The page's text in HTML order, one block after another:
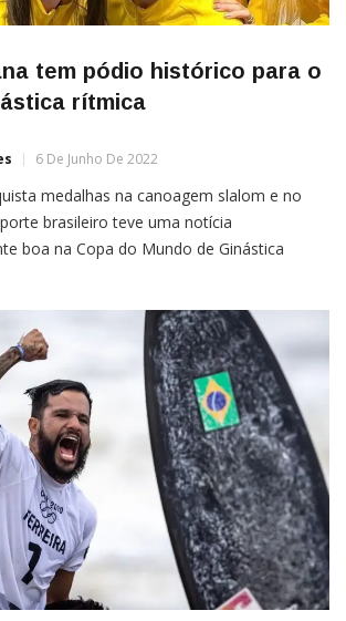
tem pódio histórico para o
rítmica
6 De Junho De 2022
medalhas na canoagem slalom e no
brasileiro teve uma notícia
boa na Copa do Mundo de Ginástica
pontos, […]